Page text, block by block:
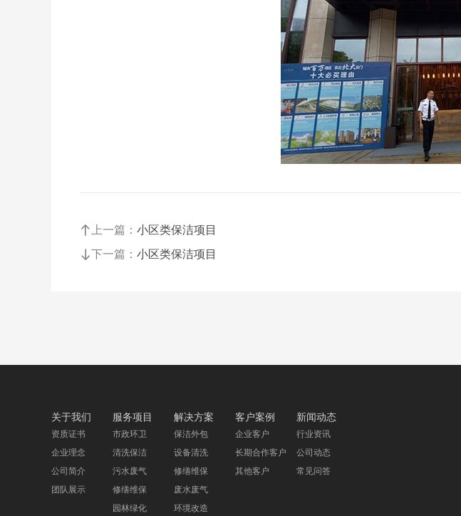
上一篇： 小区类保洁项目
下一篇： 小区类保洁项目
关于我们
资质证书
企业理念
公司简介
团队展示
服务项目
市政环卫
清洗保洁
污水废气
修缮维保
园林绿化
解决方案
保洁外包
设备清洗
修缮维保
废水废气
环境改造
客户案例
企业客户
长期合作客户
其他客户
新闻动态
行业资讯
公司动态
常见问答